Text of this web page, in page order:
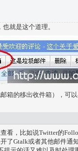
就是这个道理。
箱的移出收件箱），可
看，比如说Twitter的
了Gtalk或者其他邮件通